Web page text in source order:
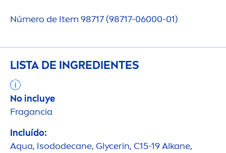
Número de Item 98717 (98717-06000-01)
LISTA DE INGREDIENTES
No incluye
Fragancia
Incluído:
Aqua, Isododecane, Glycerin, C15-19 Alkane,